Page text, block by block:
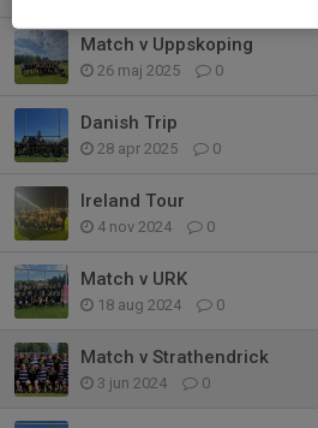
Match v Uppskoping
26 maj 2025 0
Danish Trip
28 apr 2025 0
Ireland Tour
4 nov 2024 0
Match v URK
18 aug 2024 0
Match v Strathendrick
3 jun 2024 0